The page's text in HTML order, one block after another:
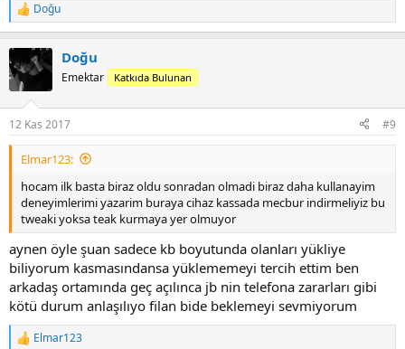
R
e
t
i
s
:
Doğu
Doğu
Emektar Katkıda Bulunan
12 Kas 2017 #9
Elmar123:
hocam ilk basta biraz oldu sonradan olmadi biraz daha kullanayim
deneyimlerimi yazarim buraya cihaz kassada mecbur indirmeliyiz bu
tweaki yoksa teak kurmaya yer olmuyor
aynen öyle şuan sadece kb boyutunda olanları yükliye
biliyorum kasmasındansa yüklememeyi tercih ettim ben
arkadaş ortamında geç açılınca jb nin telefona zararları gibi
kötü durum anlaşılıyo filan bide beklemeyi sevmiyorum
R Elmar123